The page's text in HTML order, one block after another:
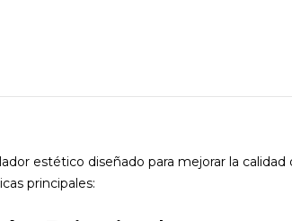
estético diseñado para mejorar la
principales: